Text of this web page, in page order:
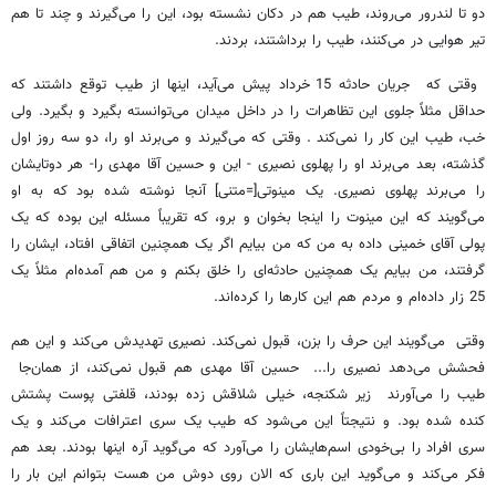
دو تا لندرور می‌روند، طیب هم در دکان نشسته بود، این را می‌گیرند و چند تا هم
تیر هوایی در می‌کنند، طیب را برداشتند، بردند.
وقتی که جریان حادثه 15 خرداد پیش می‌آید، اینها از طیب توقع داشتند که
حداقل مثلاً جلوی این تظاهرات را در داخل میدان می‌توانسته بگیرد و بگیرد. ولی
خب، طیب این کار را نمی‌کند . وقتی که می‌گیرند و می‌برند او را، دو سه روز اول
گذشته، بعد می‌برند او را پهلوی نصیری - این و حسین آقا مهدی را- هر دوتایشان
را می‌برند پهلوی نصیری. یک مینوتی[=متنی] آنجا نوشته شده بود که به او
می‌گویند که این مینوت را اینجا بخوان و برو، که تقریباً مسئله این بوده که یک
پولی آقای خمینی داده به من که من بیایم اگر یک همچنین اتفاقی افتاد، ایشان را
گرفتند، من بیایم یک همچنین حادثه‌ای را خلق بکنم و من هم آمده‌ام مثلاً یک
25 زار داده‌ام و مردم هم این کارها را کرده‌اند.
وقتی می‌گویند این حرف را بزن، قبول نمی‌کند. نصیری تهدیدش می‌کند و این هم
فحشش می‌دهد نصیری را... حسین آقا مهدی هم قبول نمی‌کند، از همان‌جا
طیب را می‌آورند زیر شکنجه، خیلی شلاقش زده بودند، قلفتی پوست پشتش
کنده شده بود. و نتیجتاً این می‌شود که طیب یک سری اعترافات می‌کند و یک
سری افراد را بی‌خودی اسم‌هایشان را می‌آورد که می‌گوید آره اینها بودند. بعد هم
فکر می‌کند و می‌گوید این باری که الان روی دوش من هست بتوانم این بار را